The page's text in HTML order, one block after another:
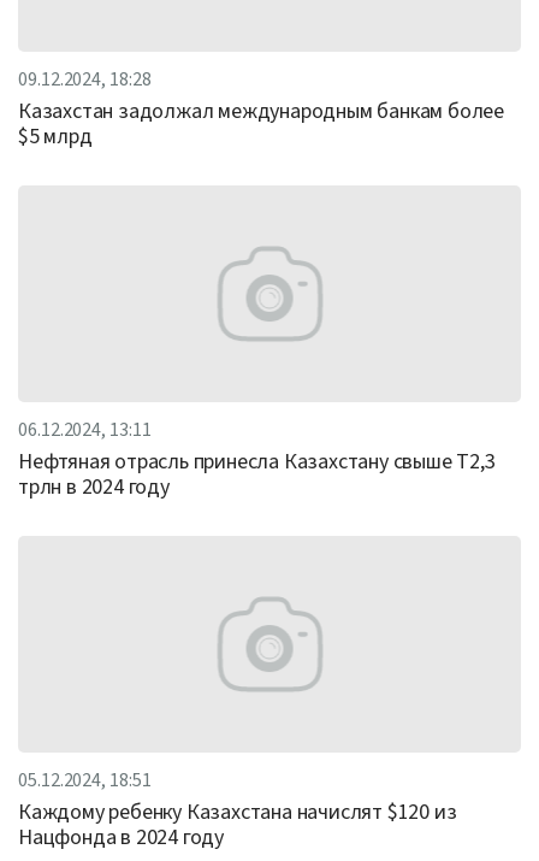
09.12.2024, 18:28
Казахстан задолжал международным банкам более
$5 млрд
06.12.2024, 13:11
Нефтяная отрасль принесла Казахстану свыше Т2,3
трлн в 2024 году
05.12.2024, 18:51
Каждому ребенку Казахстана начислят $120 из
Нацфонда в 2024 году